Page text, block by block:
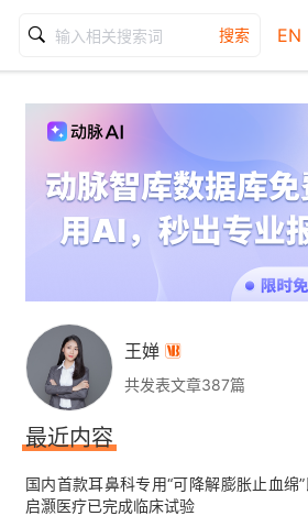
搜索 EN
王婵 
共发表文章387篇
最近内容
国内首款耳鼻科专用“可降解膨胀止血绵”
启灏医疗已完成临床试验